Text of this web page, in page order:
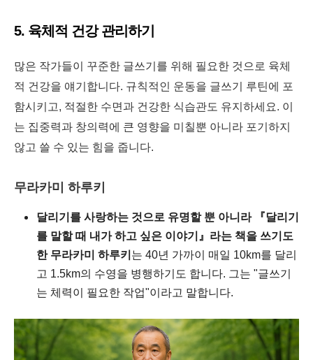
5. 육체적 건강 관리하기
많은 작가들이 꾸준한 글쓰기를 위해 필요한 것으로 육체
적 건강을 얘기합니다. 규칙적인 운동을 글쓰기 루틴에 포
함시키고, 적절한 수면과 건강한 식습관도 유지하세요. 이
는 집중력과 창의력에 큰 영향을 미칠뿐 아니라 포기하지
않고 쓸 수 있는 힘을 줍니다.
무라카미 하루키
달리기를 사랑하는 것으로 유명할 뿐 아니라 『달리기
를 말할 때 내가 하고 싶은 이야기』라는 책을 쓰기도
한 무라카미 하루키 는 40년 가까이 매일 10km를 달리
고 1.5km의 수영을 병행하기도 합니다. 그는 "글쓰기
는 체력이 필요한 작업"이라고 말합니다.